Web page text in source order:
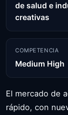
de salud e
creativas
COMPETENCIA
Medium High
El mercado de
rápido, con